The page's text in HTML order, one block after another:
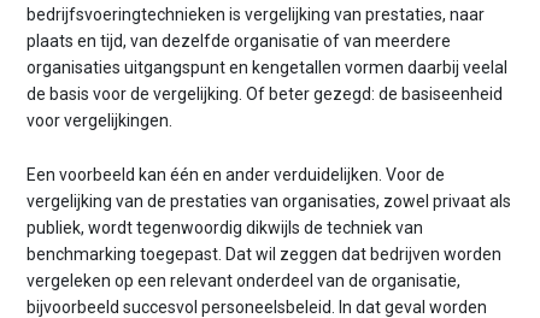
bedrijfsvoeringtechnieken is vergelijking van prestaties, naar
plaats en tijd, van dezelfde organisatie of van meerdere
organisaties uitgangspunt en kengetallen vormen daarbij veelal
de basis voor de vergelijking. Of beter gezegd: de basiseenheid
voor vergelijkingen.
Een voorbeeld kan één en ander verduidelijken. Voor de
vergelijking van de prestaties van organisaties, zowel privaat als
publiek, wordt tegenwoordig dikwijls de techniek van
benchmarking toegepast. Dat wil zeggen dat bedrijven worden
vergeleken op een relevant onderdeel van de organisatie,
bijvoorbeeld succesvol personeelsbeleid. In dat geval worden